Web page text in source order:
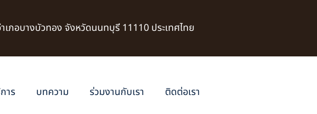
เภอบางบัวทอง จังหวัดนนทบุรี 11110 ประเทศไทย
าร บทความ ร่วมงานกับเรา ติดต่อเรา